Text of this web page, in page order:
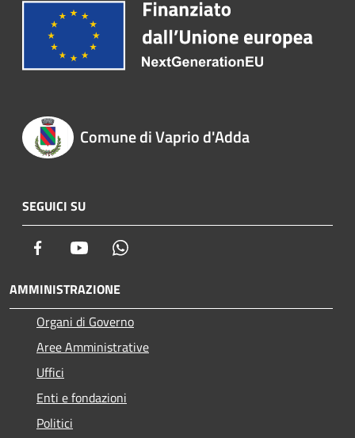
Comune di Vaprio d'Adda
SEGUICI SU
Facebook Youtube
AMMINISTRAZIONE
Organi di Governo
Aree Amministrative
Uffici
Enti e fondazioni
Politici